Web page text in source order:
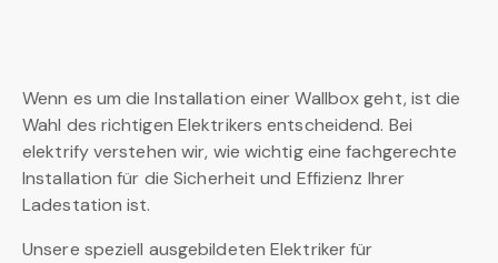
Wenn es um die Installation einer Wallbox geht, ist die
Wahl des richtigen Elektrikers entscheidend. Bei
elektrify verstehen wir, wie wichtig eine fachgerechte
Installation für die Sicherheit und Effizienz Ihrer
Ladestation ist.
Unsere speziell ausgebildeten Elektriker für